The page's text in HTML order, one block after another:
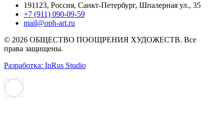
191123, Россия, Санкт-Петербург, Шпалерная ул., 35
+7 (911) 090-09-59
mail@oph-art.ru
© 2026 ОБЩЕСТВО ПООЩРЕНИЯ ХУДОЖЕСТВ. Все
права защищены.
Разработка: InRus Studio